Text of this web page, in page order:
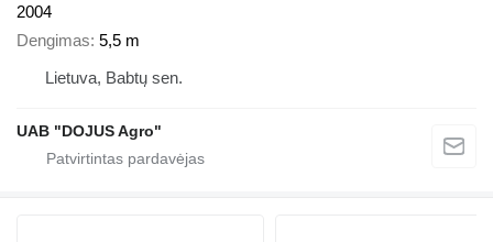
2004
Dengimas 5,5 m
Lietuva, Babtų sen.
UAB "DOJUS Agro"